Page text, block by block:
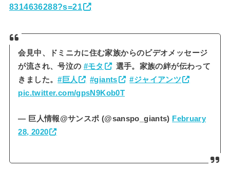
8314636288?s=21
会見中、ドミニカに住む家族からのビデオメッセージ
が流され、号泣の #モタ
選手。家族の絆が伝わって
きました。#巨人 #giants
#ジャイアンツ
pic.twitter.com/gpsN9Kob0T
— 巨人情報@サンスポ (@sanspo_giants) February
28, 2020